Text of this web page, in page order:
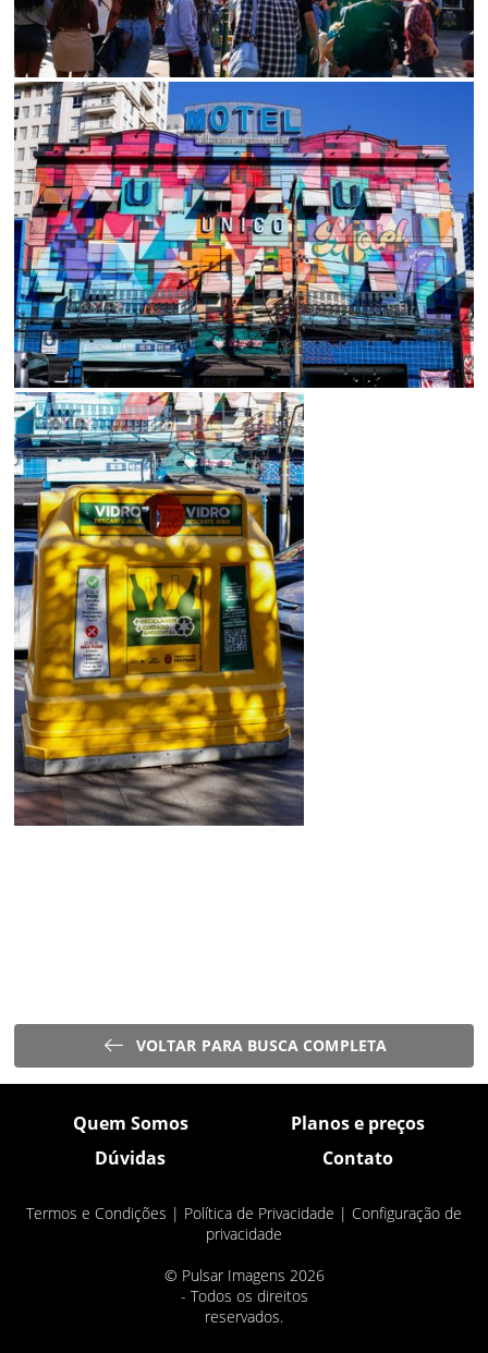
VOLTAR PARA BUSCA COMPLETA
Quem Somos
Planos e preços
Dúvidas
Contato
Termos e Condições | Política de Privacidade | Configuração de
privacidade
© Pulsar Imagens 2026
- Todos os direitos
reservados.